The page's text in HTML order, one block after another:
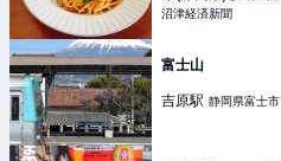
沼津経済新聞
富士山
吉原駅 静岡県富士市